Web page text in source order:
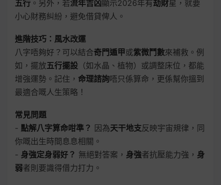
五行 。另外，若流年吉凶顯示2026年有劫財星，就要
小心財務糾紛，避免借貸俾人。
進階技巧：風水改運
八字唔夠好？可以結合奇門遁甲或紫微鬥數來補救。例
如，擺放五行擺設 （如水晶、植物）或調整床位，都能
增強運勢。記住， 命理諮詢唔只係算命，更係幫你搵到
最適合嘅人生策略！
常見問題
- 點解八字算命咁準？ 因為天干地支反映宇宙規律，同
你嘅出生時間息息相關。
- 身強定身弱好？ 無絕對答案， 身強者抗壓能力強， 身
弱者則要識得借力打力。